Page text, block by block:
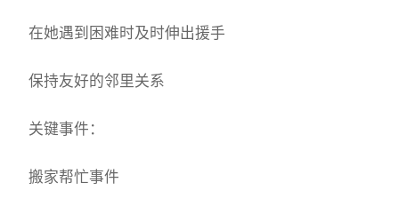
在她遇到困难时及时伸出援手
保持友好的邻里关系
关键事件：
搬家帮忙事件